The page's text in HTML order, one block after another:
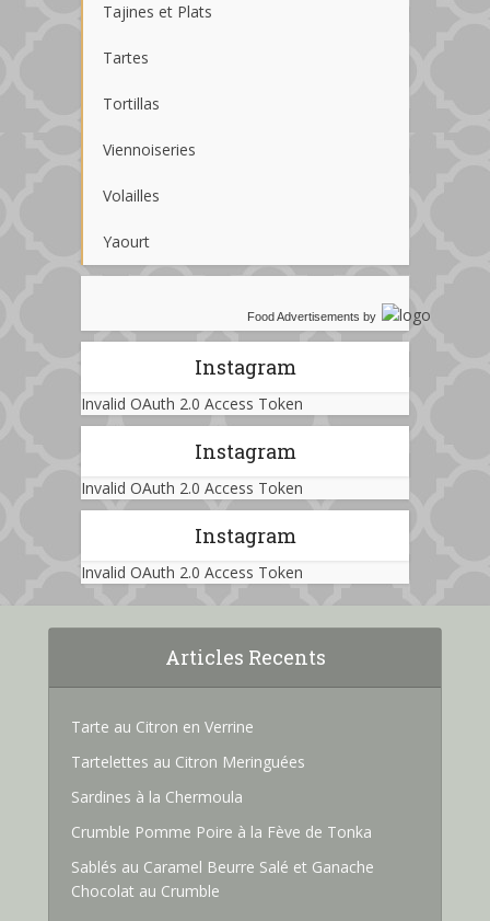
Tajines et Plats
Tartes
Tortillas
Viennoiseries
Volailles
Yaourt
Food Advertisements by
Instagram
Invalid OAuth 2.0 Access Token
Instagram
Invalid OAuth 2.0 Access Token
Instagram
Invalid OAuth 2.0 Access Token
Articles Recents
Tarte au Citron en Verrine
Tartelettes au Citron Meringuées
Sardines à la Chermoula
Crumble Pomme Poire à la Fève de Tonka
Sablés au Caramel Beurre Salé et Ganache
Chocolat au Crumble